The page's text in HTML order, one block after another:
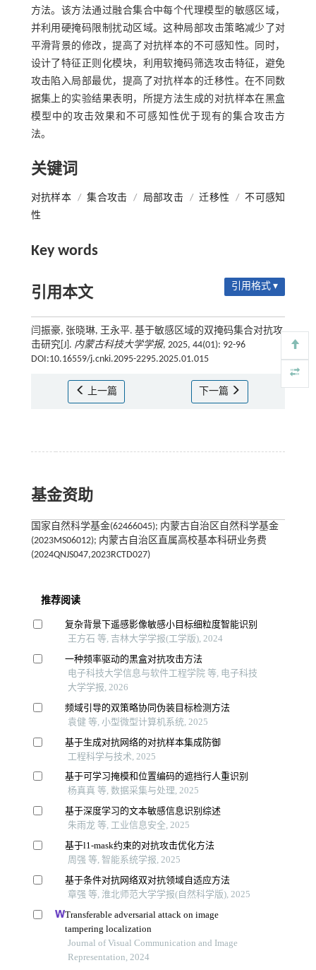
方法。该方法通过融合集合中每个代理模型的敏感区域，
并利用硬掩码限制扰动区域。这种局部攻击策略减少了对
平滑背景的修改，提高了对抗样本的不可感知性。同时，
设计了特征正则化模块，利用软掩码筛选攻击特征，避免
攻击陷入局部最优，提高了对抗样本的迁移性。在不同数
据集上的实验结果表明，所提方法生成的对抗样本在黑盒
模型中的攻击效果和不可感知性优于现有的集合攻击方
法。
关键词
对抗样本 / 集合攻击 / 局部攻击 / 迁移性 / 不可感知
性
Key words
引用本文 引用格式 ▾
闫振豪, 张晓琳, 王永平. 基于敏感区域的双掩码集合对抗攻
击研究[J]. 内蒙古科技大学学报, 2025, 44(01): 92-96
DOI:10.16559/j.cnki.2095-2295.2025.01.015
上一篇 下一篇
基金资助
国家自然科学基金(62466045); 内蒙古自治区自然科学基金
(2023MS06012); 内蒙古自治区直属高校基本科研业务费
(2024QNJS047,2023RCTD027)